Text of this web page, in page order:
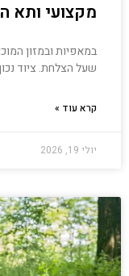
מקצועי ותא
במאפיות ובמזון
שעל הצלחת. ציוד
קרא עוד »
יולי 19, 2026